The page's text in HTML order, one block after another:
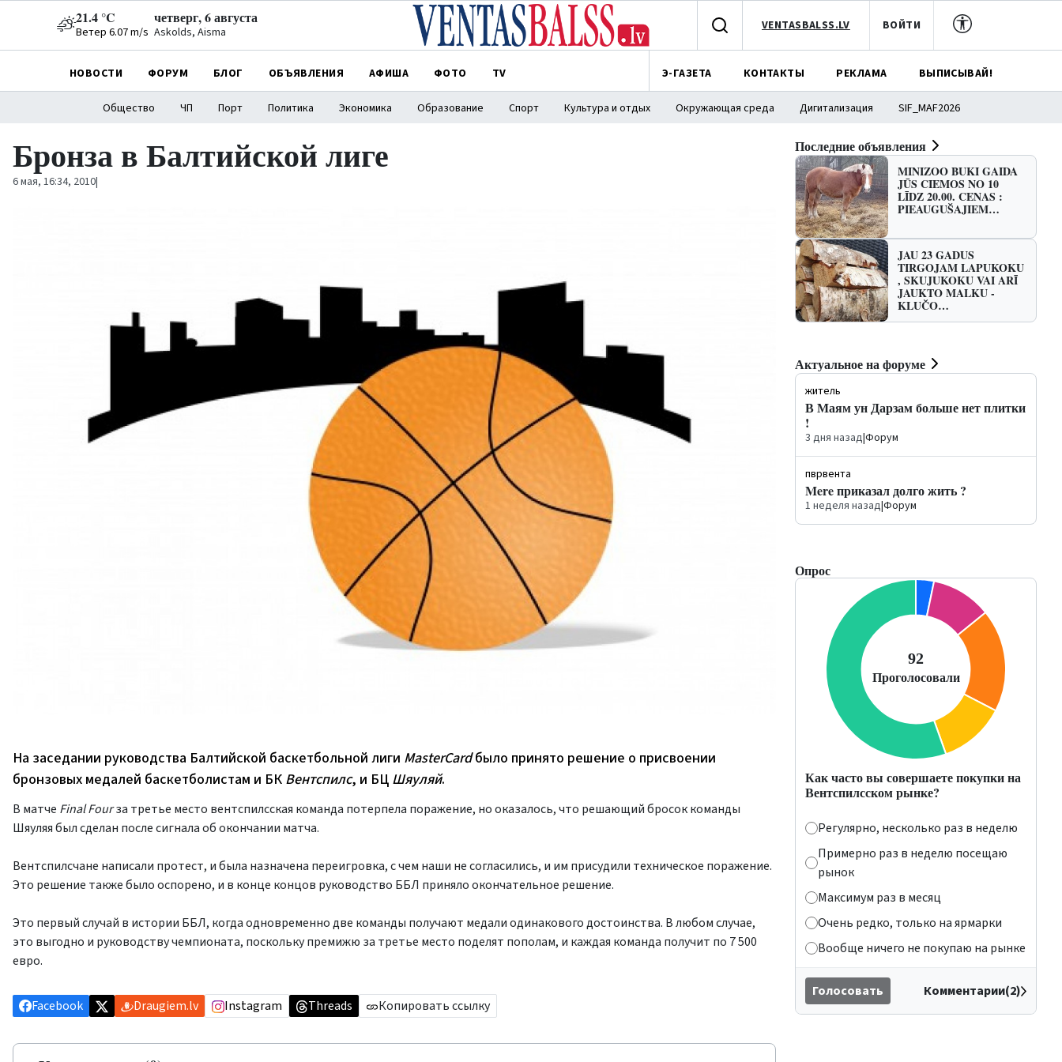
21.4 °C
Ветер 6.07 m/s
четверг, 6 августа
Askolds, Aisma VENTASBALSS.LV ВОЙТИ
НОВОСТИ ФОРУМ БЛОГ ОБЪЯВЛЕНИЯ АФИША ФОТО TV Э-ГАЗЕТА КОНТАКТЫ РЕКЛАМА ВЫПИСЫВАЙ!
Общество ЧП Порт Политика Экономика Образование Спорт Культура и отдых Окружающая среда Дигитализация SIF_MAF2026
Бронза в Балтийской лиге
6 мая, 16:34, 2010|
На заседании руководства Балтийской баскетбольной лиги MasterCardбыло принято решение о присвоении
бронзовых медалей баскетболистам и БК Вентспилс, и БЦ Шяуляй.
В матче Final Fourза третье место вентспилсская команда потерпела поражение, но оказалось, что решающий бросок команды
Шяуляя был сделан после сигнала об окончании матча.
Вентспилсчане написали протест, и была назначена переигровка, с чем наши не согласились, и им присудили техническое поражение.
Это решение также было оспорено, и в конце концов руководство ББЛ приняло окончательное решение.
Это первый случай в истории ББЛ, когда одновременно две команды получают медали одинакового достоинства. В любом случае,
это выгодно и руководству чемпионата, поскольку премижю за третье место поделят пополам, и каждая команда получит по 7 500
евро.
Facebook Draugiem.lv Instagram Threads Копировать ссылку
Последние объявления
MINIZOO BUKI GAIDA
JŪS CIEMOS NO 10
LĪDZ 20.00. CENAS :
PIEAUGUŠAJIEM…
JAU 23 GADUS
TIRGOJAM LAPUKOKU
, SKUJUKOKU VAI ARĪ
JAUKTO MALKU -
KLUČO…
Актуальное на форуме
житель
В Маям ун Дарзам больше нет плитки
!
3 дня назад|Форум
пврвента
Mere приказал долго жить ?
1 неделя назад|Форум
Опрос
Как часто вы совершаете покупки на
Вентспилсском рынке?
Регулярно, несколько раз в неделю
Примерно раз в неделю посещаю
рынок
Максимум раз в месяц
Очень редко, только на ярмарки
Вообще ничего не покупаю на рынке
Голосовать Комментарии(2)